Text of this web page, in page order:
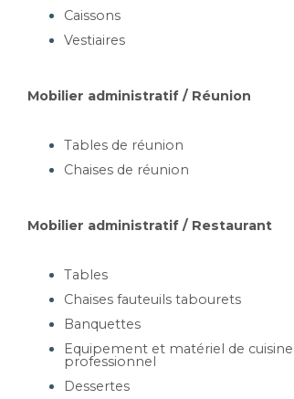
Caissons
Vestiaires
Mobilier administratif / Réunion
Tables de réunion
Chaises de réunion
Mobilier administratif / Restaurant
Tables
Chaises fauteuils tabourets
Banquettes
Equipement et matériel de cuisine
professionnel
Dessertes
BANC EN
Dims:
A
BANC
Dims: